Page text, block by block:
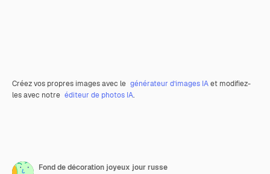
Créez vos propres images avec le générateur d’images IAet modifiez-
les avec notre éditeur de photos IA.
Fond de décoration joyeux jour russe